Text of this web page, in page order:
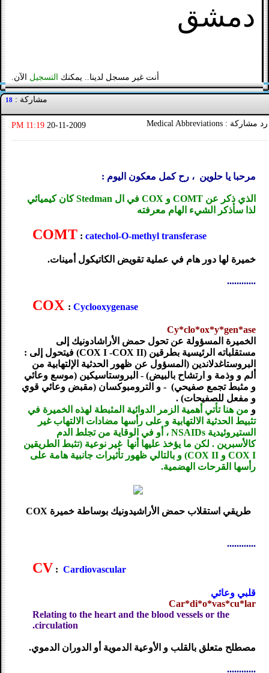
دمشق
أنت غير مسجل لدينا.. يمكنك التسجيل الآن.
مشاركة : 18
رد مشاركة : Medical Abbreviations 20-11-2009
11:19 PM
مرحبا يا حلوين ، رح كمل معكون اليوم :
الذي ذكر عن COMT و COX في ال Stedman كان كيميائي
لذا سأذكر الشيء الهام معرفته
COMT : catechol-O-methyl transferase
خميرة لها دور هام في عملية تقويض الكاتيكول أمينات.
............
COX : Cyclooxygenase
Cy*clo*ox*y*gen*ase
الخميرة المسؤولة عن تحول حمض الأراشادونيك إلى
مستقلباته الرئيسية بطرقين (COX I -COX II) فيتحول إلى :
البروستاغدلاندين (المسؤول عن ظهور الحدثية الإلتهابية من
ألم و وذمة و ارتشاح بالبيض) - البروستاسيكين (موسع وعائي
و مثبط تجمع صفيحي) - و الترومبوكسان (مقبض وعائي قوي
و مفعل للصفيحات) .
و من هنا تأتي أهمية الزمر الدوائية المثبطة لهذه الخميرة في
تثبيط الحدثية الالتهابية و على رأسها مضادات الالتهاب غير
الستيروئيدية NSAIDs ، أو في الوقاية من تجلط الدم
كالأسبرين . لكن ما يؤخذ عليها أنها غير نوعية (تثبط الطريقين
COX I و COX II) و بالتالي ظهور تأثيرات جانبية هامة على
رأسها القرحات الهضمية.
طريقي استقلاب حمض الأراشيدونيك بوساطة خميرة COX
............
CV : Cardiovascular
قلبي وعائي
Car*di*o*vas*cu*lar
Relating to the heart and the blood vessels or the
circulation.
مصطلح متعلق بالقلب و الأوعية الدموية أو الدوران الدموي.
............